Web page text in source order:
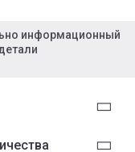
информационный